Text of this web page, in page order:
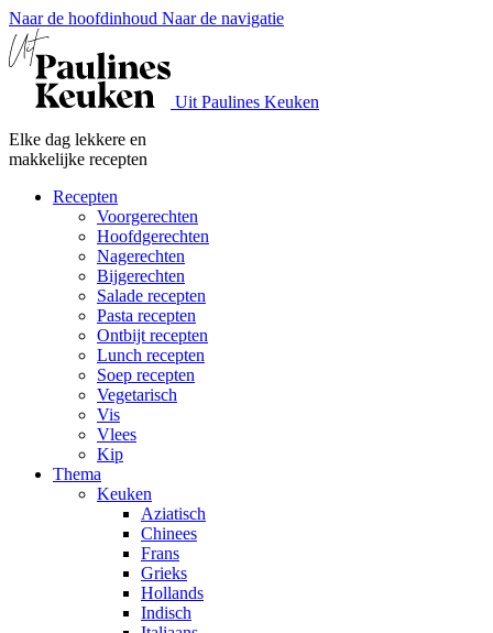
Naar de hoofdinhoud Naar de navigatie
Uit Paulines Keuken
Elke dag lekkere en
makkelijke recepten
Recepten
Voorgerechten
Hoofdgerechten
Nagerechten
Bijgerechten
Salade recepten
Pasta recepten
Ontbijt recepten
Lunch recepten
Soep recepten
Vegetarisch
Vis
Vlees
Kip
Thema
Keuken
Aziatisch
Chinees
Frans
Grieks
Hollands
Indisch